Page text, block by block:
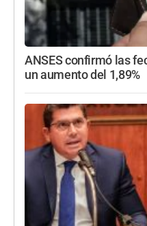
ANSES confirmó las
un aumento del 1,89%